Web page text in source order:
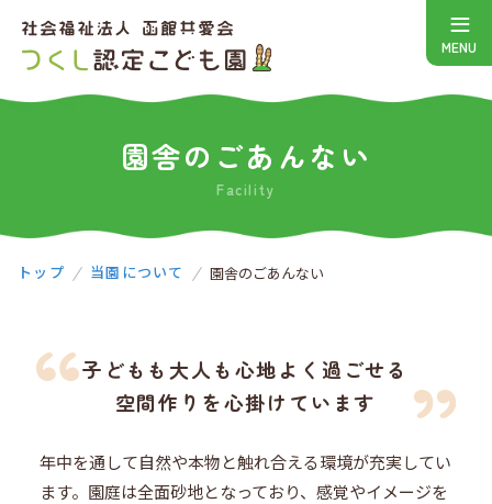
園舎のごあんない
Facility
トップ 当園について 園舎のごあんない
子どもも大人も心地よく過ごせる
空間作りを心掛けています
年中を通して自然や本物と触れ合える環境が充実してい
ます。園庭は全面砂地となっており、感覚やイメージを